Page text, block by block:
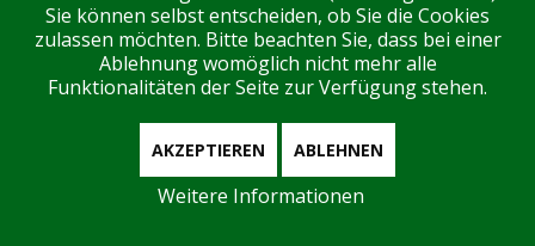
Sie können selbst entscheiden, ob Sie die Cookies
zulassen möchten. Bitte beachten Sie, dass bei einer
Ablehnung womöglich nicht mehr alle
Funktionalitäten der Seite zur Verfügung stehen.
AKZEPTIEREN ABLEHNEN
Weitere Informationen